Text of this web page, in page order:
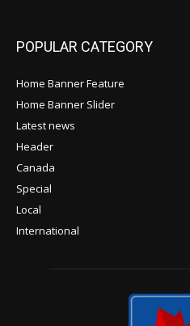
POPULAR CATEGORY
Home Banner Feature
Home Banner Slider
Latest news
Header
Canada
Special
Local
International